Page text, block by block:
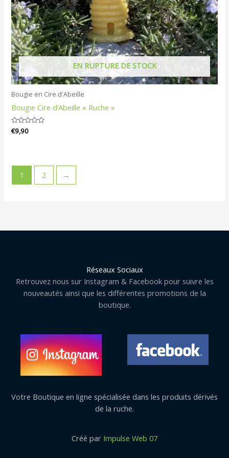
EN RUPTURE DE STOCK
Bougie en Cire d'Abeille
Bougie Cire d’Abeille « Ruche »
Note
0
€9,90
1 2 →
Réseaux Sociaux
Retrouvez nous sur Instagram & Facebook pour suivre les
nouveautés ainsi que les différentes promotions de la
boutique.
Votre Boutique en ligne spécialisée dans les produits dérivés
de la ruche.
Créé par Impulse Web 07